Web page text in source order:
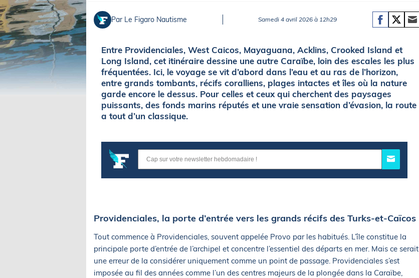
Par Le Figaro Nautisme Samedi 4 avril 2026 à 12h29
Entre Providenciales, West Caicos, Mayaguana, Acklins, Crooked Island et
Long Island, cet itinéraire dessine une autre Caraïbe, loin des escales les plus
fréquentées. Ici, le voyage se vit d’abord dans l’eau et au ras de l’horizon,
entre grands tombants, récifs coralliens, plages intactes et îles où la nature
garde encore le dessus. Pour celles et ceux qui cherchent des paysages
puissants, des fonds marins réputés et une vraie sensation d’évasion, la route
a tout d’un classique.
Providenciales, la porte d’entrée vers les grands récifs des Turks-et-Caïcos
Tout commence à Providenciales, souvent appelée Provo par les habitués. L’île constitue la
principale porte d’entrée de l’archipel et concentre l’essentiel des départs en mer. Mais ce serait
une erreur de la considérer uniquement comme un point de passage. Providenciales s’est
imposée au fil des années comme l’un des centres majeurs de la plongée dans la Caraïbe,